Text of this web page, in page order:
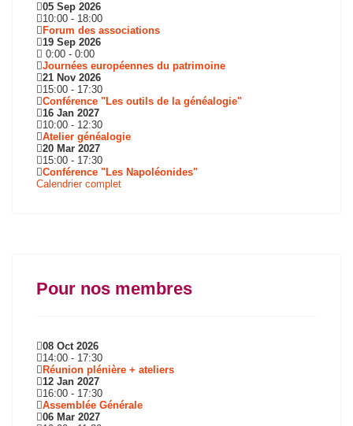
05 Sep 2026
10:00 - 18:00
Forum des associations
19 Sep 2026
0:00 - 0:00
Journées européennes du patrimoine
21 Nov 2026
15:00 - 17:30
Conférence "Les outils de la généalogie"
16 Jan 2027
10:00 - 12:30
Atelier généalogie
20 Mar 2027
15:00 - 17:30
Conférence "Les Napoléonides"
Calendrier complet
Pour nos membres
08 Oct 2026
14:00 - 17:30
Réunion plénière + ateliers
12 Jan 2027
16:00 - 17:30
Assemblée Générale
06 Mar 2027